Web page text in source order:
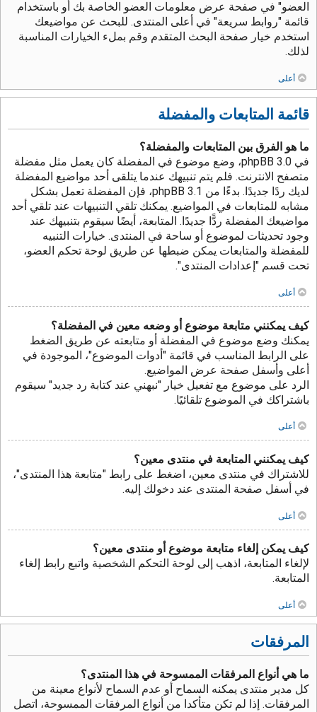
العضو" في صفحة عرض معلومات العضو الخاصة بك أو باستخدام
قائمة "روابط سريعة" في أعلى المنتدى. للبحث عن مواضيعك
استخدم خيار صفحة البحث المتقدم وقم بملء الخيارات المناسبة
لذلك.
أعلى
قائمة المتابعات والمفضلة
ما هو الفرق بين المتابعات والمفضلة؟
في phpBB 3.0، وضع موضوع في المفضلة كان يعمل مثل مفضلة
متصفح الانترنت. فلم يتم تنبيهك عندما يتلقى أحد مواضيع المفضلة
لديك ردًا جديدًا. بدءًا من phpBB 3.1، فإن المفضلة تعمل بشكل
مشابه للمتابعات في المواضيع. يمكنك تلقي التنبيهات عند تلقي أحد
مواضيعك المفضلة ردًّا جديدًا. المتابعة، أيضًا سيقوم بتنبيهك عند
وجود تحديثات لموضوع أو ساحة في المنتدى. خيارات التنبيه
للمفضلة والمتابعات يمكن ضبطها عن طريق لوحة تحكم العضو،
تحت قسم "إعدادات المنتدى".
أعلى
كيف يمكنني متابعة موضوع أو وضعه معين في المفضلة؟
يمكنك وضع موضوع في المفضلة أو متابعته عن طريق الضغط
على الرابط المناسب في قائمة "أدوات الموضوع"، الموجودة في
أعلى وأسفل صفحة عرض المواضيع.
الرد على موضوع مع تفعيل خيار "نبهني عند كتابة رد جديد" سيقوم
باشتراكك في الموضوع تلقائيًا.
أعلى
كيف يمكنني المتابعة في منتدى معين؟
للاشتراك في منتدى معين، اضغط على رابط "متابعة هذا المنتدى"،
في أسفل صفحة المنتدى عند دخولك إليه.
أعلى
كيف يمكن إلغاء متابعة موضوع أو منتدى معين؟
لإلغاء المتابعة، اذهب إلى لوحة التحكم الشخصية واتبع رابط إلغاء
المتابعة.
أعلى
المرفقات
ما هي أنواع المرفقات الممسوحة في هذا المنتدى؟
كل مدير منتدى يمكنه السماح أو عدم السماح لأنواع معينة من
المرفقات. إذا لم تكن متأكدا من أنواع المرفقات الممسوحة، اتصل